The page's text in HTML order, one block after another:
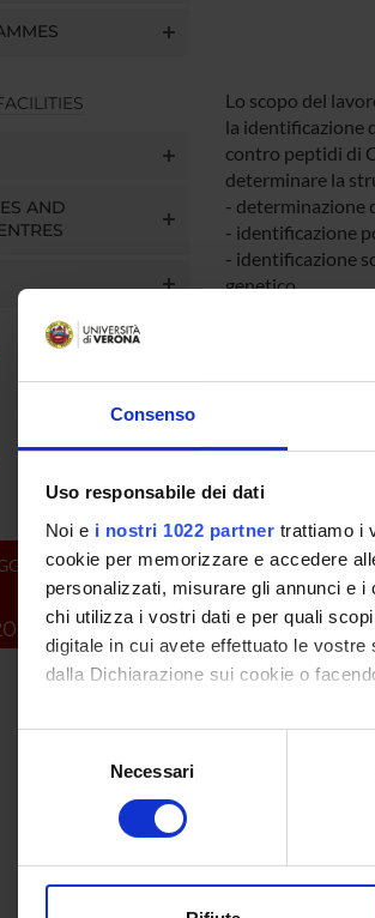
Consenso
Uso responsabile dei dati
Noi e i nostri 1022 partner trattiamo i
cookie per memorizzare e accedere
personalizzati, misurare gli annunci e
chi utilizza i vostri dati e per quali
digitale in cui avete effettuato le
dalla Dichiarazione sui cookie o
Con il tuo consenso, vorremmo anche:
raccogliere informazioni sulla
digitali).
modificare o ritirare il tuo consenso in
Necessari
AND
Lo scopo del
la identificazione
contro peptidi di
determinare la
- determinazione
- identificazione
- identificazione
genetico.
PROJECT
Francesca
Roberta
Alessandra
Cristina Patuzzo